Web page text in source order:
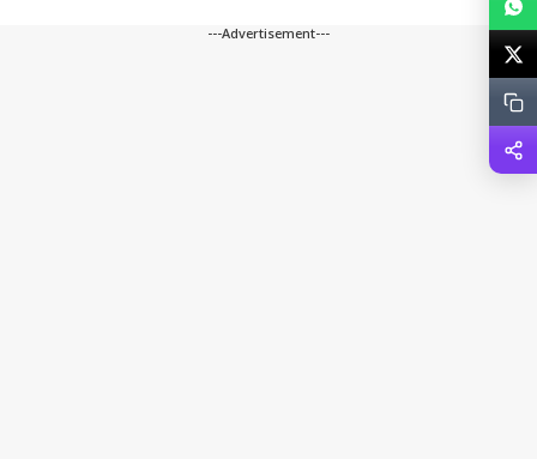
---Advertisement---